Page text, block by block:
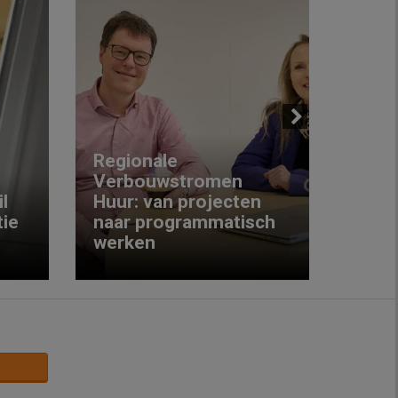
Regionale
Verbouwstromen
Huur: van projecten
naar programmatisch
werken
Next